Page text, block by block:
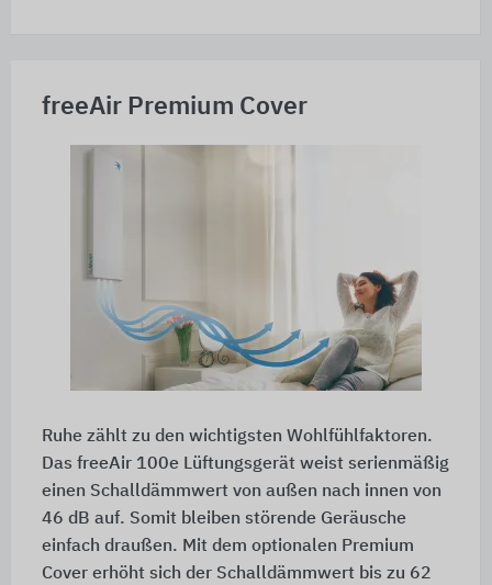
freeAir Premium Cover
Ruhe zählt zu den wichtigsten Wohlfühlfaktoren.
Das freeAir 100e Lüftungsgerät weist serienmäßig
einen Schalldämmwert von außen nach innen von
46 dB auf. Somit bleiben störende Geräusche
einfach draußen. Mit dem optionalen Premium
Cover erhöht sich der Schalldämmwert bis zu 62